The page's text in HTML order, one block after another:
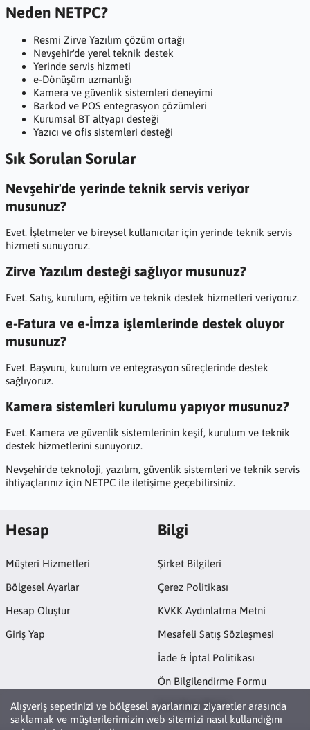
Neden NETPC?
Resmi Zirve Yazılım çözüm ortağı
Nevşehir'de yerel teknik destek
Yerinde servis hizmeti
e-Dönüşüm uzmanlığı
Kamera ve güvenlik sistemleri deneyimi
Barkod ve POS entegrasyon çözümleri
Kurumsal BT altyapı desteği
Yazıcı ve ofis sistemleri desteği
Sık Sorulan Sorular
Nevşehir'de yerinde teknik servis veriyor
musunuz?
Evet. İşletmeler ve bireysel kullanıcılar için yerinde teknik servis
hizmeti sunuyoruz.
Zirve Yazılım desteği sağlıyor musunuz?
Evet. Satış, kurulum, eğitim ve teknik destek hizmetleri veriyoruz.
e-Fatura ve e-İmza işlemlerinde destek oluyor
musunuz?
Evet. Başvuru, kurulum ve entegrasyon süreçlerinde destek
sağlıyoruz.
Kamera sistemleri kurulumu yapıyor musunuz?
Evet. Kamera ve güvenlik sistemlerinin keşif, kurulum ve teknik
destek hizmetlerini sunuyoruz.
Nevşehir'de teknoloji, yazılım, güvenlik sistemleri ve teknik servis
ihtiyaçlarınız için NETPC ile iletişime geçebilirsiniz.
Alışveriş sepetinizi ve bölgesel ayarlarınızı ziyaretler arasında
saklamak ve müşterilerimizin web sitemizi nasıl kullandığını
Hesap
Müşteri Hizmetleri
Bölgesel Ayarlar
Hesap Oluştur
Giriş Yap
Bilgi
Şirket Bilgileri
Çerez Politikası
KVKK Aydınlatma Metni
Mesafeli Satış Sözleşmesi
İade & İptal Politikası
Ön Bilgilendirme Formu
Açık Rıza Metni